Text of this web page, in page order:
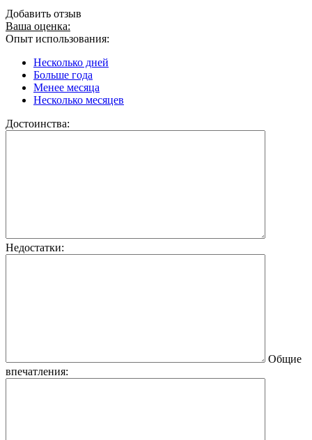
Добавить отзыв
Ваша оценка:
Опыт использования:
Несколько дней
Больше года
Менее месяца
Несколько месяцев
Достоинства:
Недостатки:
Общие
впечатления: